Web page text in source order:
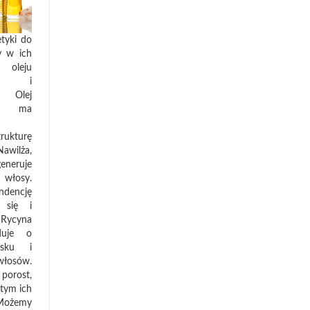
do
w ich
i
Olej
ma
się i
o
i
ich